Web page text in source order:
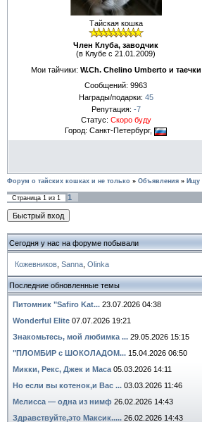
Тайская кошка
Член Клуба, заводчик
(в Клубе с 21.01.2009)
Мои тайчики: W.Ch. Chelino Umberto и таечки
Сообщений: 9963
Награды/подарки: 45
Репутация: -7
Статус: Скоро буду
Город: Санкт-Петербург,
Форум о тайских кошках и не только » Объявления » Ищу
Страница 1 из 1
1
Сегодня у нас на форуме побывали
Кожевников Sanna Olinka
Последние обновленные темы
Питомник "Safiro Kat... 23.07.2026 04:38
Wonderful Elite 07.07.2026 19:21
Знакомьтесь, мой любимка ... 29.05.2026 15:15
"ПЛОМБИР с ШОКОЛАДОМ... 15.04.2026 06:50
Микки, Рекс, Джек и Маса 05.03.2026 14:11
Но если вы котенок,и Вас ... 03.03.2026 11:46
Мелисса — одна из нимф 26.02.2026 14:43
Здравствуйте,это Максик..... 26.02.2026 14:43